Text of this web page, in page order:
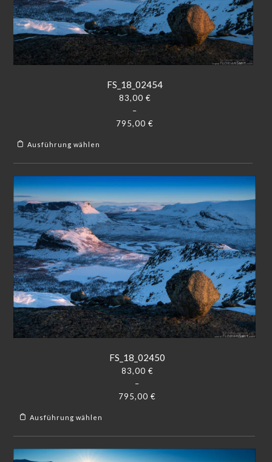
FS_18_02454
83,00 €
–
795,00€
Ausführung wählen
FS_18_02450
83,00 €
–
795,00 €
Ausführung wählen